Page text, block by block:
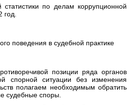
по делам коррупционной
год.
поведения в судебной практике
позиции ряда органов
спорной ситуации без изменения
полагаем необходимым обратить
судебные споры.